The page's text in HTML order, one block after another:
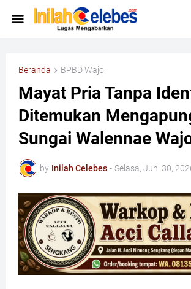
Beranda BPBD Wajo
Mayat Pria Tanpa
Ditemukan
Sungai Walennae
by Inilah Celebes - Selasa, Juni 30,